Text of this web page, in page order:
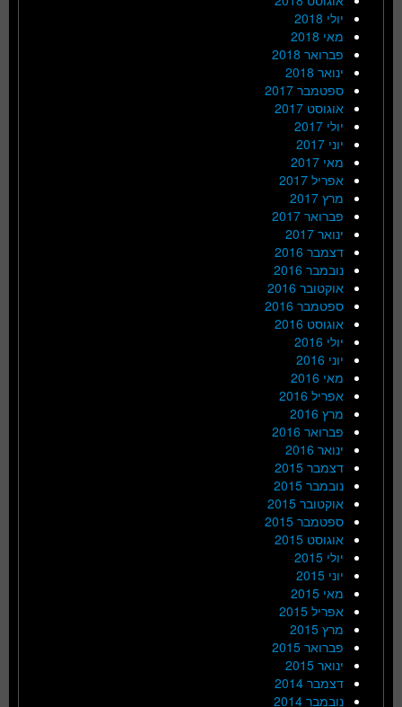
יולי 2018
מאי 2018
פברואר 2018
ינואר 2018
ספטמבר 2017
אוגוסט 2017
יולי 2017
יוני 2017
מאי 2017
אפריל 2017
מרץ 2017
פברואר 2017
ינואר 2017
דצמבר 2016
נובמבר 2016
אוקטובר 2016
ספטמבר 2016
אוגוסט 2016
יולי 2016
יוני 2016
מאי 2016
אפריל 2016
מרץ 2016
פברואר 2016
ינואר 2016
דצמבר 2015
נובמבר 2015
אוקטובר 2015
ספטמבר 2015
אוגוסט 2015
יולי 2015
יוני 2015
מאי 2015
אפריל 2015
מרץ 2015
פברואר 2015
ינואר 2015
דצמבר 2014
נובמבר 2014